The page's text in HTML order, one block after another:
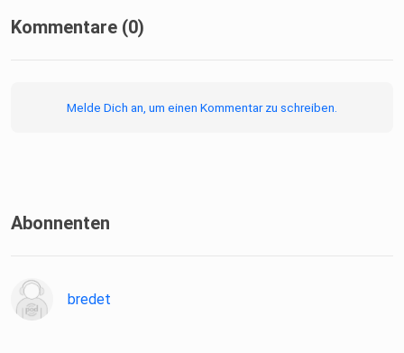
Kommentare (0)
Melde Dich an, um einen Kommentar zu schreiben.
Abonnenten
bredet